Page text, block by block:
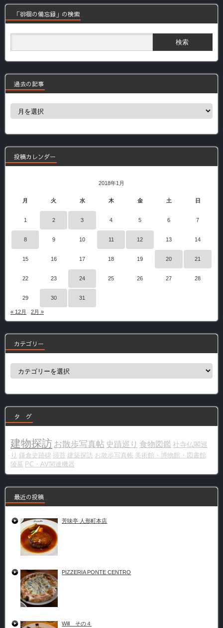
「徘徊の備忘録」の検索
過去の記事
事
投稿カレンダー
2018年1月
月 火 水 木 金 土 日
1 2 3 4 5 6 7
8 9 10 11 12 13 14
15 16 17 18 19 20 21
22 23 24 25 26 27 28
29 30 31
« 12月 2月 »
カテゴリー
ー
タ グ
建物探訪 お散歩写真帖 史蹟巡り 食物図鑑 社寺仏閣巡
り 鎌倉史跡碑 掃苔 建築探訪 お散歩写真帳 美術館・博物館・図書館
陵墓 PC・AV関連機器
最近の投稿
芳味亭 人形町本店
PIZZERIA PONTE CENTRO
Will その４